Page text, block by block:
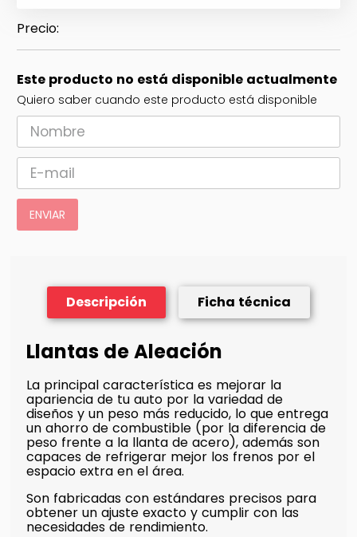
Este producto no está disponible actualmente
Quiero saber cuando este producto está disponible
ENVIAR
Descripción Ficha técnica
Llantas de Aleación
La principal característica es mejorar la
apariencia de tu auto por la variedad de
diseños y un peso más reducido, lo que entrega
un ahorro de combustible (por la diferencia de
peso frente a la llanta de acero), además son
capaces de refrigerar mejor los frenos por el
espacio extra en el área.
Son fabricadas con estándares precisos para
obtener un ajuste exacto y cumplir con las
necesidades de rendimiento.